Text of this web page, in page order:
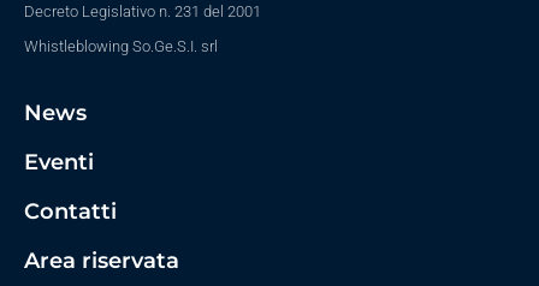
Decreto Legislativo n. 231 del 2001
Whistleblowing So.Ge.S.I. srl
News
Eventi
Contatti
Area riservata